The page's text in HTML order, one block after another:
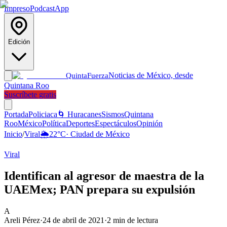
ImpresoPodcastApp
Edición
QuintaFuerzaNoticias de México, desde
Quintana Roo
Suscríbete gratis
PortadaPoliciaca 🌀 HuracanesSismosQuintana
RooMéxicoPolíticaDeportesEspectáculosOpinión
Inicio/Viral🌦️22°C· Ciudad de México
Viral
Identifican al agresor de maestra de la
UAEMex; PAN prepara su expulsión
A
Areli Pérez·24 de abril de 2021 ·2 min de lectura